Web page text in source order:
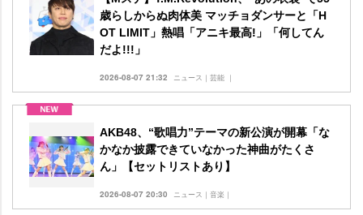
歳らしからぬ肉体美 マッチョダンサーと「H
OT LIMIT」熱唱「アニキ最高!」「何してん
だよ!!!」
2026-08-07 21:32 ニュース｜芸能 ｜
AKB48、“歌唱力”テーマの新公演が開幕「な
かなか披露できていなかった神曲がたくさ
ん」【セットリストあり】
2026-08-07 20:30 ニュース｜音楽｜